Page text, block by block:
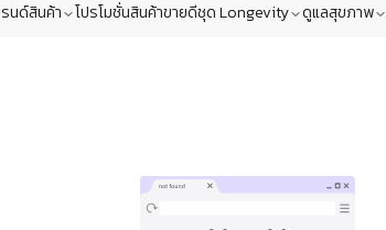
นด์สินค้า โปรโมชั่นสินค้าขายดีชุด Longevity ดูแลสุขภาพ